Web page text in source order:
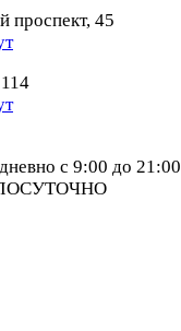
проспект, 45
с 9:00 до 21:00